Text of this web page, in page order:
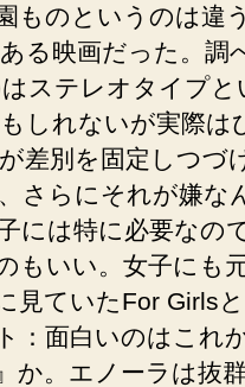
ものというのは違
る映画だった。調
ステレオタイプと
しれないが実際は
差別を固定しつづ
さらにそれが嫌な
には特に必要なの
もいい。女子にも
見ていたFor Girls
：面白いのはこれ
か。エノーラは抜